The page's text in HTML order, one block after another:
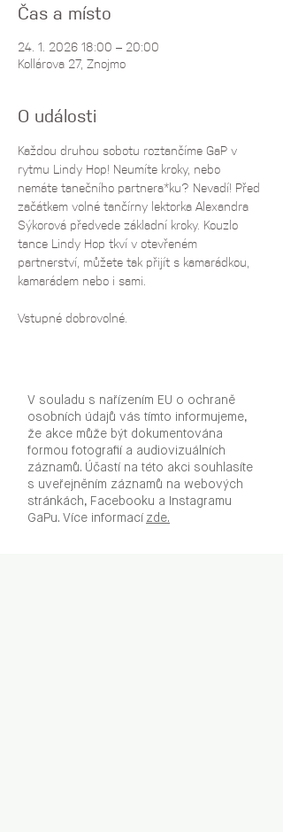
Čas a místo
24. 1. 2026 18:00 – 20:00
Kollárova 27, Znojmo
O události
Každou druhou sobotu roztančíme GaP v
rytmu Lindy Hop! Neumíte kroky, nebo
nemáte tanečního partnera*ku? Nevadí! Před
začátkem volné tančírny lektorka Alexandra
Sýkorová předvede základní kroky. Kouzlo
tance Lindy Hop tkví v otevřeném
partnerství, můžete tak přijít s kamarádkou,
kamarádem nebo i sami.
Vstupné dobrovolné.
V souladu s nařízením EU o ochraně
osobních údajů vás tímto informujeme,
že akce může být dokumentována
formou fotografií a audiovizuálních
záznamů. Účastí na této akci souhlasíte
s uveřejněním záznamů na webových
stránkách, Facebooku a Instagramu
GaPu. Více informací zde.